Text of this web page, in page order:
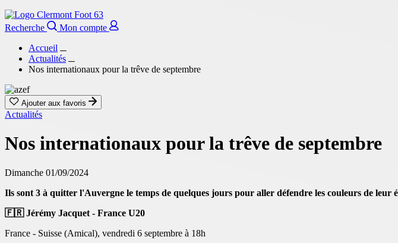
Recherche
Mon compte
Accueil
Actualités
Nos internationaux pour la trêve de septembre
Ajouter aux favoris
Actualités
Nos internationaux pour la trêve de septembre
Dimanche 01/09/2024
Ils sont 3 à quitter l'Auvergne le temps de quelques jours pour aller défendre les couleurs de
🇫🇷 Jérémy Jacquet - France U20
France - Suisse (Amical), vendredi 6 septembre à 18h